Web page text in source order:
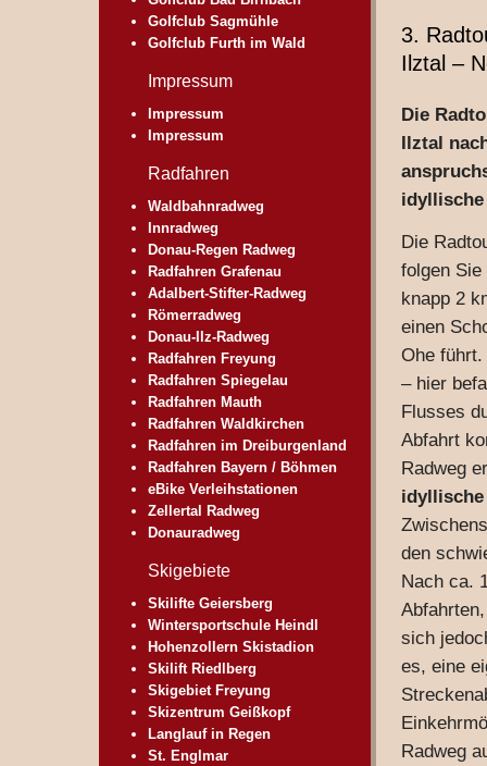
Golfclub Sagmühle
Golfclub Furth im Wald
Impressum
Impressum
Impressum
Radfahren
Waldbahnradweg
Innradweg
Donau-Regen Radweg
Radfahren Grafenau
Adalbert-Stifter-Radweg
Römerradweg
Donau-Ilz-Radweg
Radfahren Freyung
Radfahren Spiegelau
Radfahren Mauth
Radfahren Waldkirchen
Radfahren im Dreiburgenland
Radfahren Bayern / Böhmen
eBike Verleihstationen
Zellertal Radweg
Donauradweg
Skigebiete
Skilifte Geiersberg
Wintersportschule Heindl
Hohenzollern Skistadion
Skilift Riedlberg
Skigebiet Freyung
Skizentrum Geißkopf
Langlauf in Regen
St. Englmar
3.
Ilztal –
Die
Ilztal
Die
folgen
knapp 2
einen
Ohe
– hier
Flusses
Abfahrt
Radweg
den
Nach ca.
sich
es, eine
Radweg